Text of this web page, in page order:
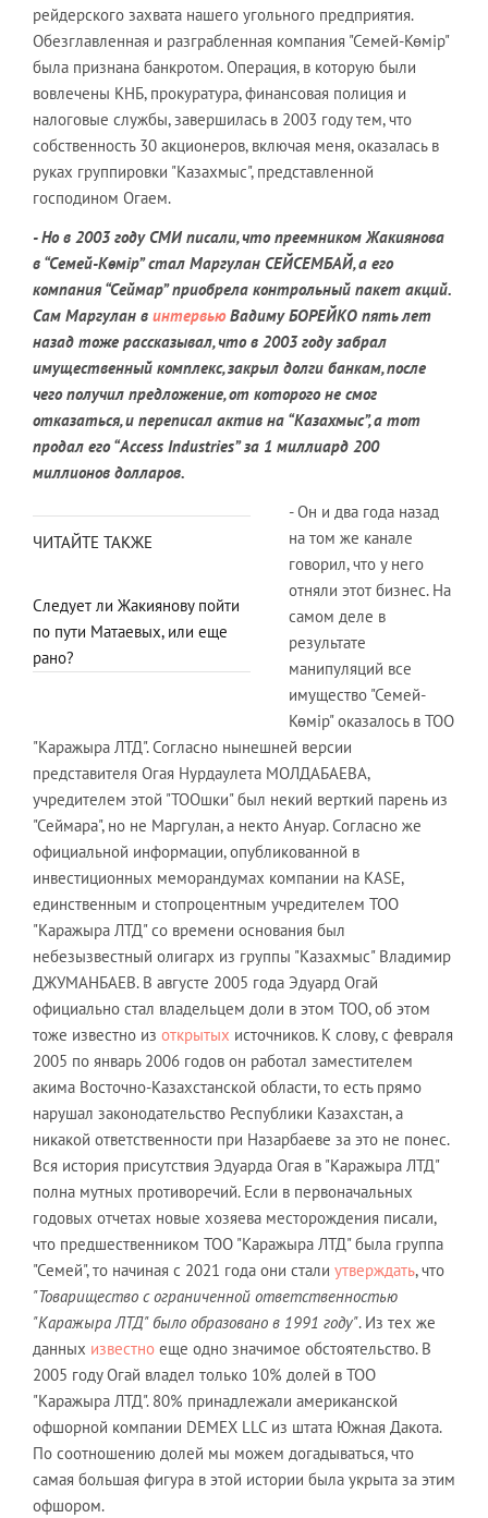
рейдерского захвата нашего угольного предприятия.
Обезглавленная и разграбленная компания "Семей-Көмір"
была признана банкротом. Операция, в которую были
вовлечены КНБ, прокуратура, финансовая полиция и
налоговые службы, завершилась в 2003 году тем, что
собственность 30 акционеров, включая меня, оказалась в
руках группировки "Казахмыс", представленной
господином Огаем.
- Но в 2003 году СМИ писали, что преемником Жакиянова
в “Семей-Көмір” стал Маргулан СЕЙСЕМБАЙ, а его
компания “Сеймар” приобрела контрольный пакет акций.
Сам Маргулан в интервьюВадиму БОРЕЙКО пять лет
назад тоже рассказывал, что в 2003 году забрал
имущественный комплекс, закрыл долги банкам, после
чего получил предложение, от которого не смог
отказаться, и переписал актив на “Казахмыс”, а тот
продал его “Access Industries” за 1 миллиард 200
миллионов долларов.
ЧИТАЙТЕ ТАКЖЕ
Следует ли Жакиянову пойти
по пути Матаевых, или еще
рано?
- Он и два года назад
на том же канале
говорил, что у него
отняли этот бизнес. На
самом деле в
результате
манипуляций все
имущество "Семей-
Көмір" оказалось в ТОО
"Каражыра ЛТД". Согласно нынешней версии
представителя Огая Нурдаулета МОЛДАБАЕВА,
учредителем этой "ТООшки" был некий верткий парень из
"Сеймара", но не Маргулан, а некто Ануар. Согласно же
официальной информации, опубликованной в
инвестиционных меморандумах компании на KASE,
единственным и стопроцентным учредителем ТОО
"Каражыра ЛТД" со времени основания был
небезызвестный олигарх из группы "Казахмыс" Владимир
ДЖУМАНБАЕВ. В августе 2005 года Эдуард Огай
официально стал владельцем доли в этом ТОО, об этом
тоже известно из открытых источников. К слову, с февраля
2005 по январь 2006 годов он работал заместителем
акима Восточно-Казахстанской области, то есть прямо
нарушал законодательство Республики Казахстан, а
никакой ответственности при Назарбаеве за это не понес.
Вся история присутствия Эдуарда Огая в "Каражыра ЛТД"
полна мутных противоречий. Если в первоначальных
годовых отчетах новые хозяева месторождения писали,
что предшественником ТОО "Каражыра ЛТД" была группа
"Семей", то начиная с 2021 года они стали утверждать, что
"Товарищество с ограниченной ответственностью
"Каражыра ЛТД" было образовано в 1991 году". Из тех же
данных известно еще одно значимое обстоятельство. В
2005 году Огай владел только 10% долей в ТОО
"Каражыра ЛТД". 80% принадлежали американской
офшорной компании DEMEX LLC из штата Южная Дакота.
По соотношению долей мы можем догадываться, что
самая большая фигура в этой истории была укрыта за этим
офшором.